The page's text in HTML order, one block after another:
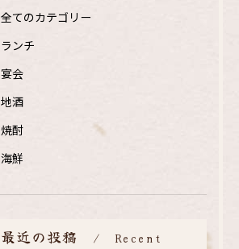
全てのカテゴリー
ランチ
宴会
地酒
焼酎
海鮮
最近の投稿
Recent